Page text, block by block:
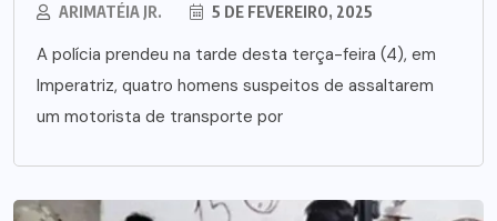
ARIMATÉIA JR. 5 DE FEVEREIRO, 2025
A polícia prendeu na tarde desta terça-feira (4), em
Imperatriz, quatro homens suspeitos de assaltarem
um motorista de transporte por